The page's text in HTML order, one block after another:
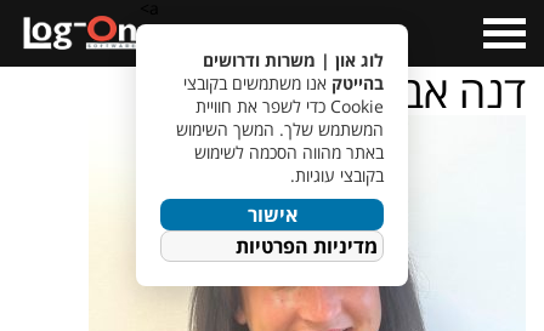
Menu
דנה אבואף
לוג און | משרות ודרושים
בהייטק אנו משתמשים בקובצי
Cookie כדי לשפר את חוויית
המשתמש שלך. המשך השימוש
באתר מהווה הסכמה לשימוש
בקובצי עוגיות.
אישור
מדיניות הפרטיות